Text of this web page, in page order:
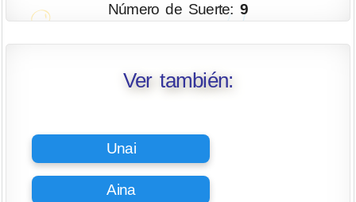
Número de Suerte: 9
Ver también:
Unai
Aina